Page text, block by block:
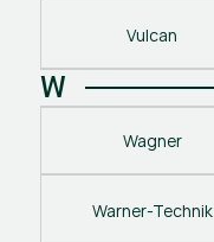
Vulcan
W
Wagner
Warner-Technik